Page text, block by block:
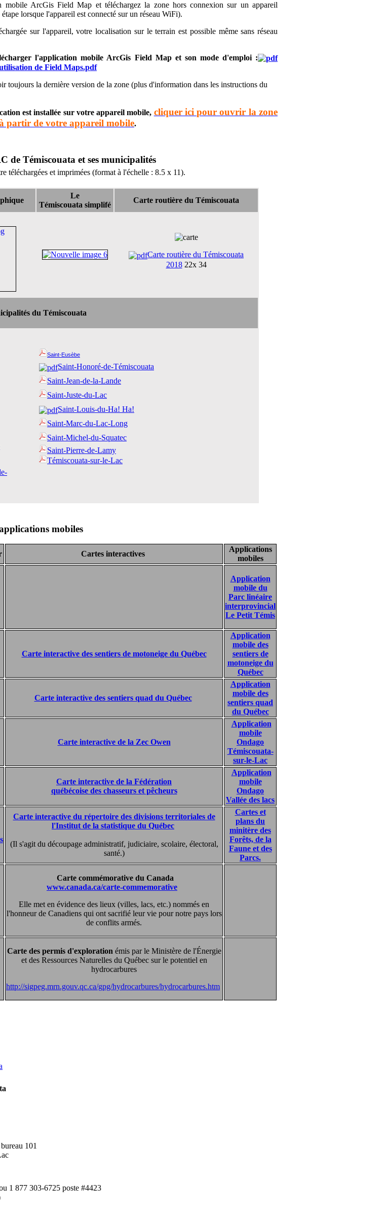
mobile ArcGis Field Map et téléchargez la zone hors connexion sur un appareil
étape lorsque l'appareil est connecté sur un réseau WiFi).
sur l'appareil, votre localisation sur le terrain est possible même sans réseau
l'application mobile ArcGis Field Map et son mode d'emploi :
de Field Maps.pdf
toujours la dernière version de la zone (plus d'information dans les instructions du
est installée sur votre appareil mobile, cliquer ici pour ouvrir la zone
partir de votre appareil mobile.
de Témiscouata et ses municipalités
téléchargées et imprimées (format à l'échelle : 8.5 x 11).
Le
Témiscouata simplifé
Carte routière du Témiscouata
Carte routière du Témiscouata
201822x 34
du Témiscouata
Saint-Eusèbe
Saint-Honoré-de-Témiscouata
Saint-Jean-de-la-Lande
Saint-Juste-du-Lac
Saint-Louis-du-Ha! Ha!
Saint-Marc-du-Lac-Long
Saint-Michel-du-Squatec
Saint-Pierre-de-Lamy
Témiscouata-sur-le-Lac
mobiles
Cartes interactives
Applications
mobiles
Application
mobile du
Parc linéaire
interprovincial
Le Petit Témis
Carte interactive des sentiers de motoneige du Québec
Application
mobile des
sentiers de
motoneige du
Québec
Carte interactive des sentiers quad du Québec
Application
mobile des
sentiers quad
du Québec
Carte interactive de la Zec Owen
Application
mobile
Ondago
Témiscouata-
sur-le-Lac
Carte interactive de la Fédération
québécoise des chasseurs et pêcheurs
Application
mobile
Ondago
Vallée des lacs
Carte interactive du répertoire des divisions territoriales de
l'Institut de la statistique du Québec
(Il s'agit du découpage administratif, judiciaire, scolaire, électoral,
santé.)
Cartes et
plans du
minitère des
Forêts, de la
Faune et des
Parcs.
Carte commémorative du Canada
www.canada.ca/carte-commemorative
Elle met en évidence des lieux (villes, lacs, etc.) nommés en
l'honneur de Canadiens qui ont sacrifié leur vie pour notre pays lors
de conflits armés.
Carte des permis d'exploration émis par le Ministère de l'Énergie
et des Ressources Naturelles du Québec sur le potentiel en
hydrocarbures
http://sigpeg.mrn.gouv.qc.ca/gpg/hydrocarbures/hydrocarbures.htm
101
1 877 303-6725 poste #4423